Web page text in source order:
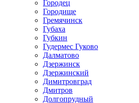
Городец
Городище
Гремячинск
Губаха
Губкин
Гудермес Гуково
Далматово
Дзержинск
Дзержинский
Димитровград
Дмитров
Долгопрудный